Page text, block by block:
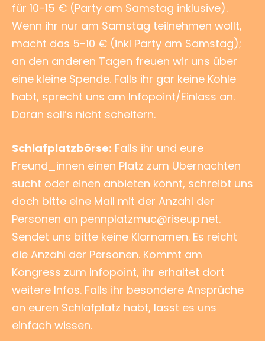
für 10-15 € (Party am Samstag inklusive).
Wenn ihr nur am Samstag teilnehmen wollt,
macht das 5-10 € (inkl Party am Samstag);
an den anderen Tagen freuen wir uns über
eine kleine Spende. Falls ihr gar keine Kohle
habt, sprecht uns am Infopoint/Einlass an.
Daran soll’s nicht scheitern.
Schlafplatzbörse: Falls ihr und eure
Freund_innen einen Platz zum Übernachten
sucht oder einen anbieten könnt, schreibt uns
doch bitte eine Mail mit der Anzahl der
Personen an pennplatzmuc@riseup.net.
Sendet uns bitte keine Klarnamen. Es reicht
die Anzahl der Personen. Kommt am
Kongress zum Infopoint, ihr erhaltet dort
weitere Infos. Falls ihr besondere Ansprüche
an euren Schlafplatz habt, lasst es uns
einfach wissen.